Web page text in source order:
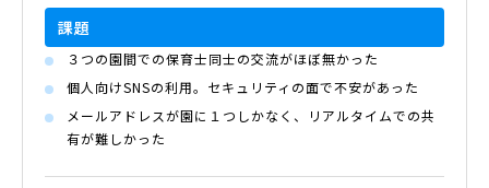
課題
３つの園間での保育士同士の交流がほぼ無かった
個人向けSNSの利用。セキュリティの面で不安があった
メールアドレスが園に１つしかなく、リアルタイムでの共
有が難しかった